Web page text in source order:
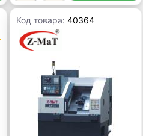
Код товара:40364